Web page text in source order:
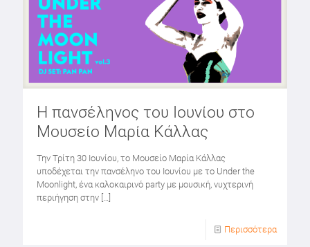
Η πανσέληνος του Ιουνίου στο
Μουσείο Μαρία Κάλλας
Την Τρίτη 30 Ιουνίου, το Μουσείο Μαρία Κάλλας
υποδέχεται την πανσέληνο του Ιουνίου με το Under the
Moonlight, ένα καλοκαιρινό party με μουσική, νυχτερινή
περιήγηση στην […]
Περισσότερα